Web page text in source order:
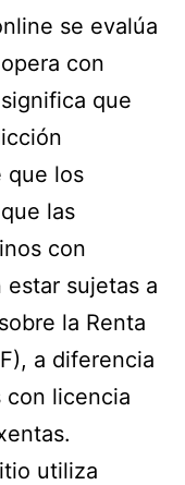
se evalúa
con
que
que los
las
con
sujetas a
la Renta
a diferencia
con licencia
utiliza